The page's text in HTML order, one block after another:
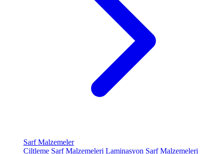
Sarf Malzemeler
Ciltleme Sarf Malzemeleri Laminasyon Sarf Malzemeleri